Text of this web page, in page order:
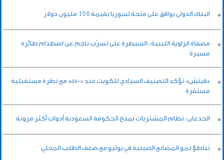
البنك الدولي يوافق على منحة لسوريا بقيمة 100 مليون دولار
مصفاة الزاوية الليبية: السيطرة على تسرّب ناجم عن اصطدام طائرة
مسيرة
«فيتش» تؤكد التصنيف السيادي للكويت عند «-aa» مع نظرة مستقبلية
مستقرة
الجدعان: نظام المشتريات يمنح الحكومة السعودية أدوات أكثر مرونة
تباطؤ نمو المصانع الصينية في يوليو مع ضعف الطلب المحلي